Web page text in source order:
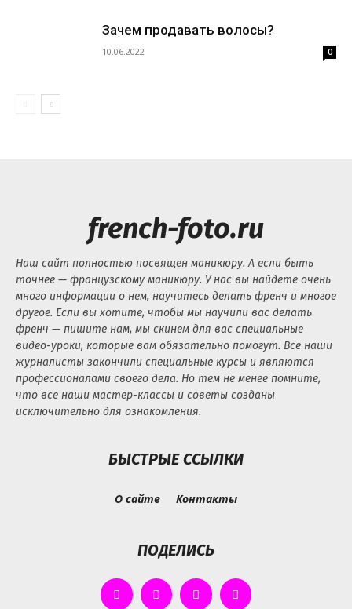
Зачем продавать волосы?
10.06.2022 0
french-foto.ru
Наш сайт полностью посвящен маникюру. А если быть
точнее — французскому маникюру. У нас вы найдете очень
много информации о нем, научитесь делать френч и многое
другое. Если вы хотите, чтобы мы научили вас делать
френч — пишите нам, мы скинем для вас специальные
видео-уроки, которые вам обязательно помогут. Все наши
журналисты закончили специальные курсы и являются
профессионалами своего дела. Но тем не менее помните,
что все наши мастер-классы и советы созданы
исключительно для ознакомления.
БЫСТРЫЕ ССЫЛКИ
О сайте Контакты
ПОДЕЛИСЬ